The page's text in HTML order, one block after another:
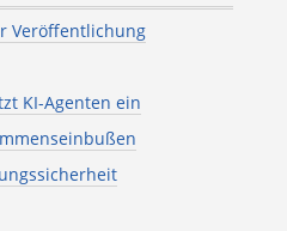
Veröffentlichung
KI-Agenten ein